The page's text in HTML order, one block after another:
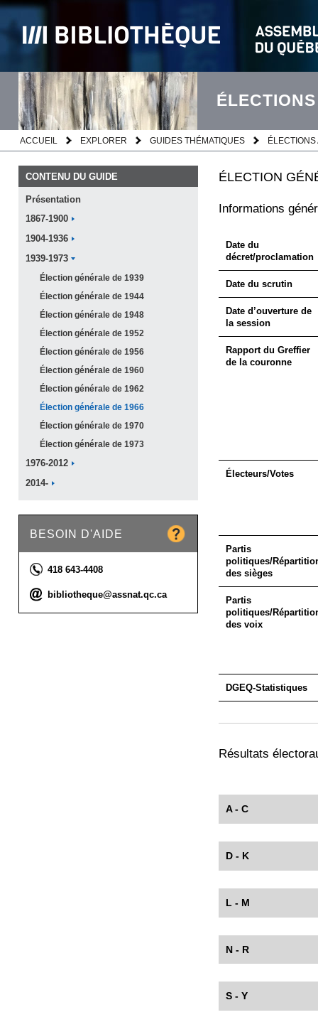
ACCUEIL EXPLORER GUIDES THÉMATIQUES
CONTENU DU GUIDE
Présentation
1867-1900
1904-1936
1939-1973
Élection générale de 1939
Élection générale de 1944
Élection générale de 1948
Élection générale de 1952
Élection générale de 1956
Élection générale de 1960
Élection générale de 1962
Élection générale de 1966
Élection générale de 1970
Élection générale de 1973
1976-2012
2014-
BESOIN D'AIDE
Téléphone :
418 643-4408
Courriel :
bibliotheque@assnat.qc.ca
ÉLECTION
Informations
Date du
décret/proclamation
Date du scrutin
Date d’ouverture de
la session
Rapport du Greffier
de la couronne
Électeurs/Votes
Partis
politiques/
des sièges
Partis
politiques/
des voix
DGEQ-Statistiques
Résultats
A - C
D - K
L - M
N - R
S - Y